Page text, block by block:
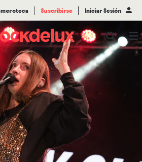
Suscribirse Iniciar Sesión